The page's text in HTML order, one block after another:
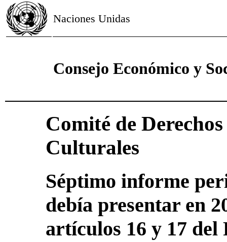
Naciones Unidas
Consejo Económico y
Comité de
Culturales
Séptimo informe
debía presentar en
artículos 16 y 17